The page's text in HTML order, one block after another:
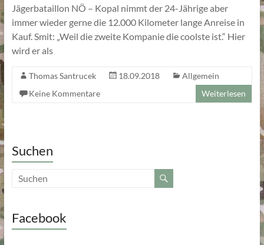
Jägerbataillon NÖ – Kopal nimmt der 24-Jährige aber
immer wieder gerne die 12.000 Kilometer lange Anreise in
Kauf. Smit: „Weil die zweite Kompanie die coolste ist.“ Hier
wird er als
Thomas Santrucek 18.09.2018
Allgemein
Keine Kommentare
Weiterlesen
Suchen
Facebook